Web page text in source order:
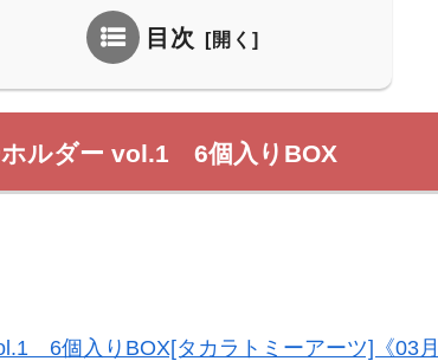
目次
ホルダー vol.1 6個入りBOX
6個入りBOX[タカラトミーアーツ]《03